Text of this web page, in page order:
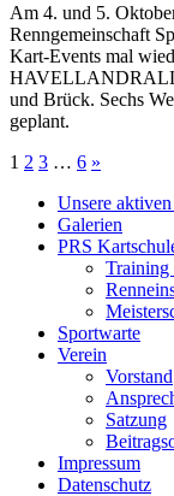
Am 4. und 5.
Renngemeinschaft
Kart-Events mal
und Brück. Sechs
geplant.
der
Beiträge
1 2 3 … 6 Nächste
»
Unsere
Galerien
PRS
Training
Sportwarte
Verein
Vorstand
Satzung
Impressum
Datenschutz